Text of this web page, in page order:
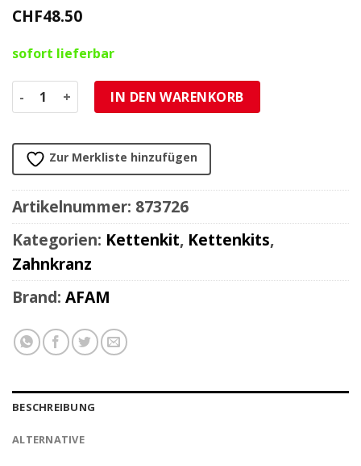
CHF48.50
sofort lieferbar
Zahnkranz AFAM 520/43Z Stahl Menge
IN DEN WARENKORB
Zur Merkliste hinzufügen
Artikelnummer: 873726
Kategorien: Kettenkit, Kettenkits,
Zahnkranz
Brand: AFAM
BESCHREIBUNG
ALTERNATIVE